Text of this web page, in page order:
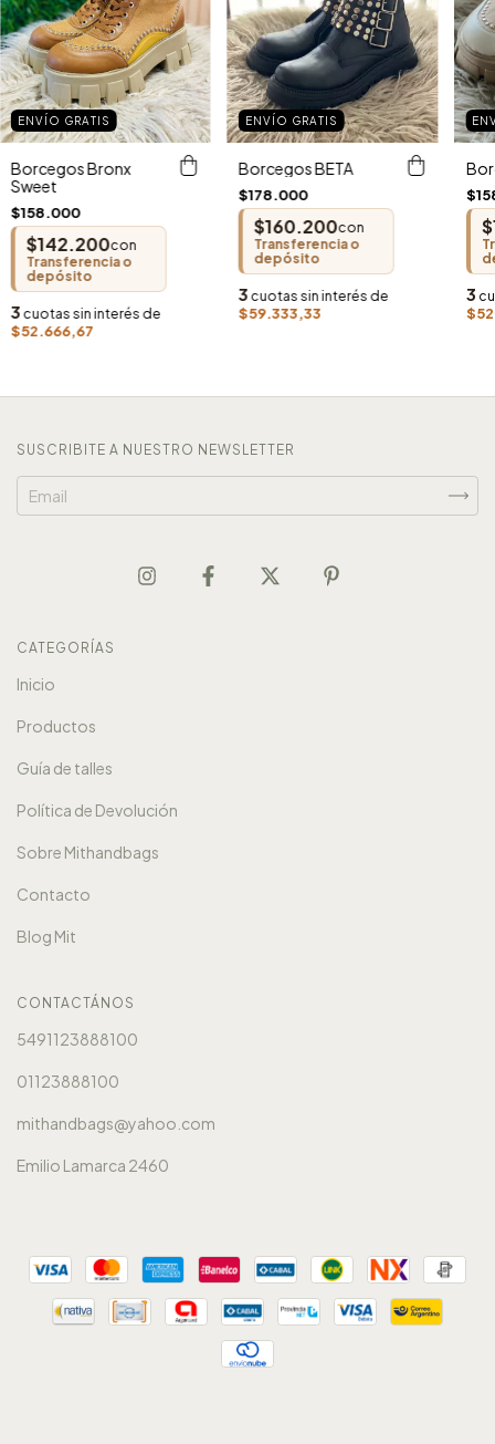
ENVÍO GRATIS
Borcegos Bronx
Sweet
$158.000
$142.200con
Transferencia o
depósito
3 cuotas sin interés de
$52.666,67
ENVÍO GRATIS
Borcegos BETA
$178.000
$160.200con
Transferencia o
depósito
3 cuotas sin interés de
$59.333,33
3
SUSCRIBITE A NUESTRO NEWSLETTER
CATEGORÍAS
Inicio
Productos
Guía de talles
Política de Devolución
Sobre Mithandbags
Contacto
Blog Mit
CONTACTÁNOS
5491123888100
01123888100
mithandbags@yahoo.com
Emilio Lamarca 2460